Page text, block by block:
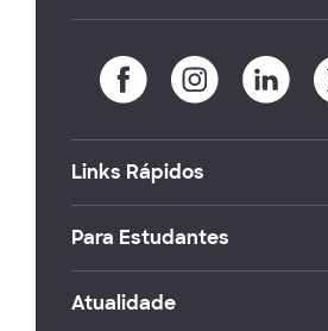
Links Rápidos
Para Estudantes
Atualidade